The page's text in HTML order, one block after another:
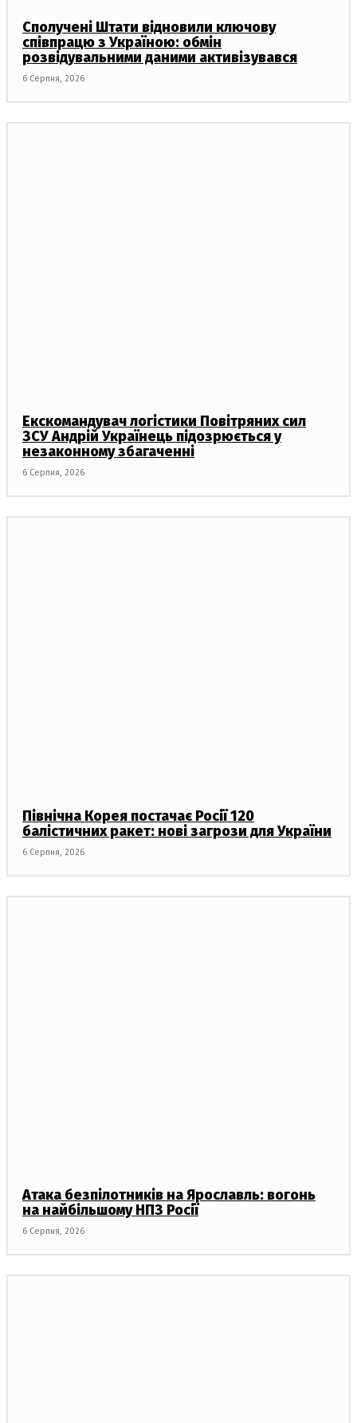
Сполучені Штати відновили ключову
співпрацю з Україною: обмін
розвідувальними даними активізувався
6 Серпня, 2026
Екскомандувач логістики Повітряних сил
ЗСУ Андрій Українець підозрюється у
незаконному збагаченні
6 Серпня, 2026
Північна Корея постачає Росії 120
балістичних ракет: нові загрози для України
6 Серпня, 2026
Атака безпілотників на Ярославль: вогонь
на найбільшому НПЗ Росії
6 Серпня, 2026